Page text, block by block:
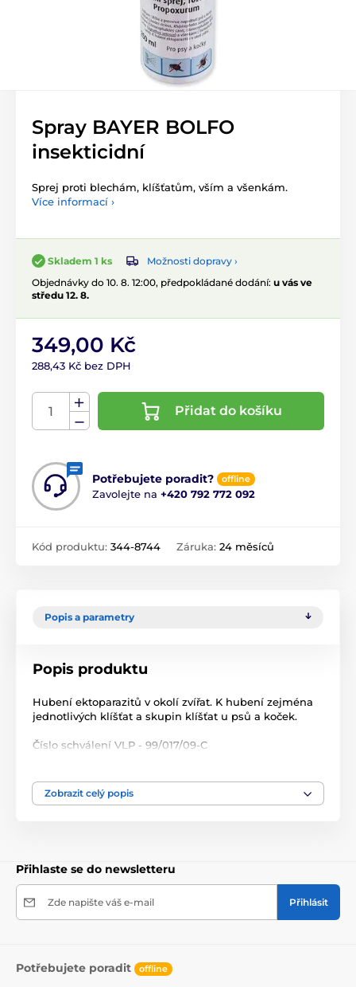
Spray BAYER BOLFO
insekticidní
Sprej proti blechám, klíšťatům, vším a všenkám.
Více informací ›
Skladem 1 ks
Možnosti dopravy ›
Objednávky do 10. 8. 12:00, předpokládané dodání: u vás ve
středu 12. 8.
349,00 Kč
288,43 Kč bez DPH
Přidat do košíku
Potřebujete poradit? offline
Zavolejte na +420 792 772 092
Kód produktu: 344-8744 Záruka: 24 měsíců
Popis a parametry
Popis produktu
Hubení ektoparazitů v okolí zvířat. K hubení zejména
jednotlivých klíšťat a skupin klíšťat u psů a koček.
Číslo schválení VLP - 99/017/09-C
Produkt je zařazen v kategoriích
antiparazitika různá
Zobrazit celý popis
Přihlaste se do newsletteru
Zde napište váš e-mail Přihlásit
Potřebujete poradit offline